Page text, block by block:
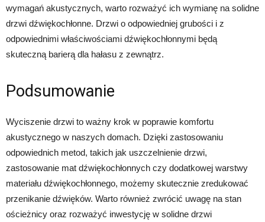
wymagań akustycznych, warto rozważyć ich wymianę na solidne
drzwi dźwiękochłonne. Drzwi o odpowiedniej grubości i z
odpowiednimi właściwościami dźwiękochłonnymi będą
skuteczną barierą dla hałasu z zewnątrz.
Podsumowanie
Wyciszenie drzwi to ważny krok w poprawie komfortu
akustycznego w naszych domach. Dzięki zastosowaniu
odpowiednich metod, takich jak uszczelnienie drzwi,
zastosowanie mat dźwiękochłonnych czy dodatkowej warstwy
materiału dźwiękochłonnego, możemy skutecznie zredukować
przenikanie dźwięków. Warto również zwrócić uwagę na stan
ościeżnicy oraz rozważyć inwestycję w solidne drzwi